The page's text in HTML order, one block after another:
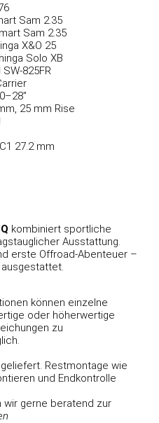
Sam 2.35
Sam 2.35
X&O 25
Solo XB
825FR
25 mm Rise
27.2 mm
kombiniert sportliche
Ausstattung.
erste Offroad-Abenteuer –
können einzelne
oder höherwertige
zu
Restmontage wie
und Endkontrolle
wir gerne beratend zur